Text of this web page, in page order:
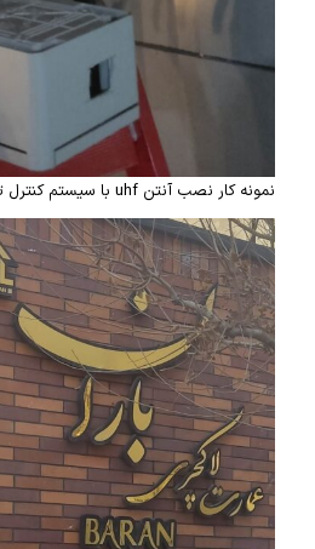
نمونه کار نصب آنتن uhf با سیستم کنترل تردد 3MA